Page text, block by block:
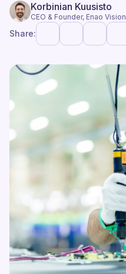
Korbinian Kuusisto
CEO & Founder, Enao Vision
Share: